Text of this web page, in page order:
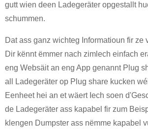
gutt wien deen Ladegeräter opgestallt
schummen.
Dat ass ganz wichteg Informatioun fir ze
Dir kënnt ëmmer nach zimlech einfach
eng Websäit an eng App genannt Plug
all Ladegeräter op Plug share kucken
Eenheet hei an et wäert Iech soen
de Ladegeräter ass kapabel fir zum
klengen Dumpster ass nëmme kapabel